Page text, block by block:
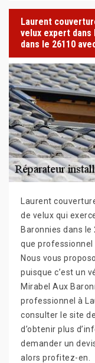
Laurent
velux expert dans
dans le 26110
Laurent
de velux qui
Baronnies dans
que professionnel
Nous vous
puisque c’est un
Mirabel Aux
professionnel à
consulter le site
d’obtenir plus
demander un
alors profitez-en.